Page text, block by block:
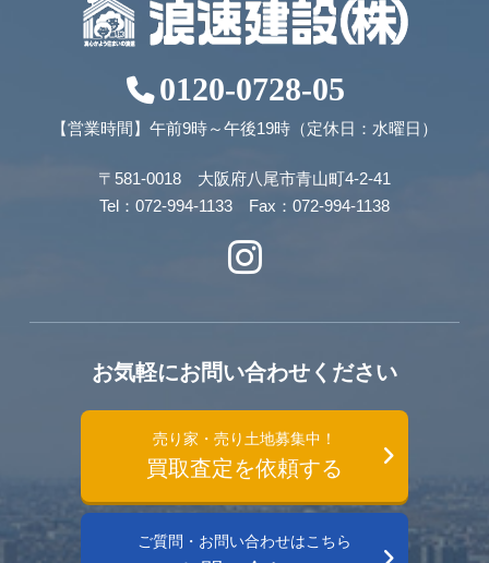
0120-0728-05
【営業時間】午前9時～午後19時（定休日：水曜日）
〒581-0018 大阪府八尾市青山町4-2-41
Tel：072-994-1133 Fax：072-994-1138
お気軽にお問い合わせください
売り家・売り土地募集中！
買取査定を依頼する
ご質問・お問い合わせはこちら